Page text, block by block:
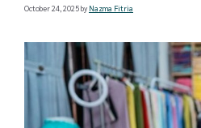
October 24, 2025by Nazma Fitria